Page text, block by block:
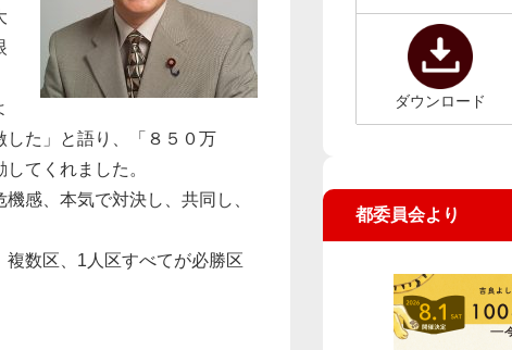
した」と語り、「８５０万
てくれました。
感、本気で対決し、共同し、
数区、1人区すべてが必勝区
ダウンロード
都委員会より